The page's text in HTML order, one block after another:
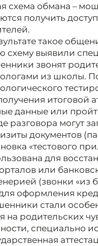
схема обмана –
получить
такое
схему выявили
звонят
из школы.
итоговой
данные или
разговора могут
документов
«тестового
для
или
(звонки «из
оформления
стали
на родительских
специально